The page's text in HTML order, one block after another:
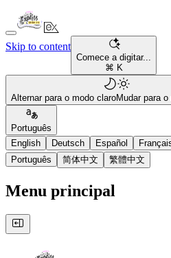
Skip to content
Comece a digitar...
⌘ K
Alternar para o modo claroMudar para
Português
English
Deutsch Español
Português
简体中文 繁體中文
Menu principal